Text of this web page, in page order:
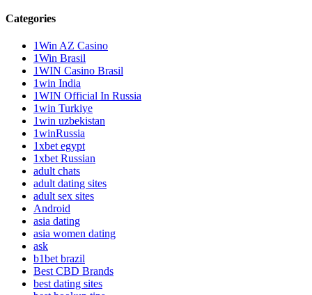
Categories
1Win AZ Casino
1Win Brasil
1WIN Casino Brasil
1win India
1WIN Official In Russia
1win Turkiye
1win uzbekistan
1winRussia
1xbet egypt
1xbet Russian
adult chats
adult dating sites
adult sex sites
Android
asia dating
asia women dating
ask
b1bet brazil
Best CBD Brands
best dating sites